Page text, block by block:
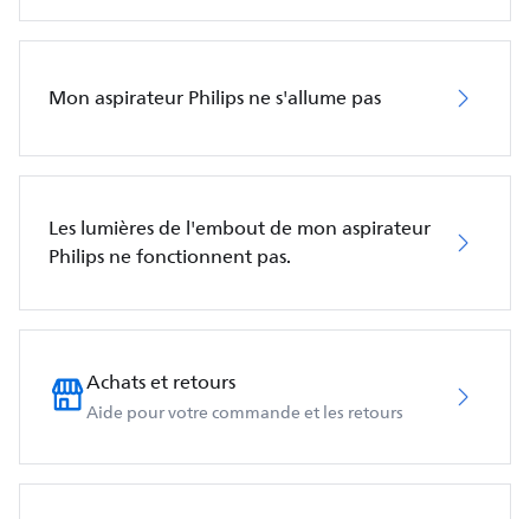
Mon aspirateur Philips ne s'allume pas
Les lumières de l'embout de mon aspirateur
Philips ne fonctionnent pas.
Achats et retours
Aide pour votre commande et les retours